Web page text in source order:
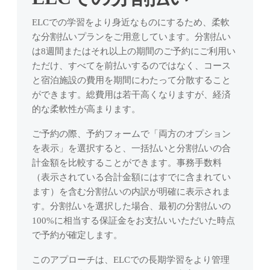
に備えた高度
スキルを習得
します。
ビジネス
英語
企業や職場で
の専門的なコ
ミュニケーシ
英語を学びま
プライベ
標、スケジュ
ール、関心に
ツーマンレッ
ングを受けら
れます。
TOEFL対
策
自信と試験ス
キルを高め、
TOEFLで成功
す。
マンツーマン
ン。
法人向け
グループ
チーム向けの
ライブオンラ
イン研修を、
供します。
テック系
プロフェ
ッショナ
ルのため
の英語
ーム向けに設
計された、自
毎週の遠足でケープ
タウンを探検し、友
達を作りましょう。
ソーシャルプロ
グラム
楽しいイベントや外
出、会話のスケジュ
ールに参加しましょ
移動手段
地元のように街を移
動するためのヒント
とツール。
ソーシャルとデ
オンラインと活気あ
る学生コミュニティ
ょう。
て、南アフリカの文
う。
ホテルとアパー
トホテル
快適さ、プライバシ
ー、柔軟性を重視し
た独立した滞在オプ
ション。
ス
ウ
ィ
ザ
ー
ド
レベル
チェッ
クテス
トを受
ける
自分のレベ
は、テスト
中・予約後に
知っておくべ
きこと。
分割払い
プラン
長期予約に対
応した柔軟な
ョン。
ユーザー
ログイン
予約内容の確
認、支払い、
個人情報の管
理ができま
安全に関する
到着とオ
リエンテ
ーション
ケープタウン
初日のサポー
トについて。
セルなどに関
お問い合
わせ
ELCチームへ
のお問い合わ
せ（メール・
電話・
プライバ
シーポリ
シー
データ保護と
プライバシー
の取り扱いに
ついて。
するプログラム、そ
して教育方針。
チーム紹介
ELCを支える教師、
サポートスタッフ、
リーダーシップチー
ムをご紹介。
ELCコミュニティか
ーリー、インサイ
ト。
ELCでの学習をより身近なものにするため、柔軟
な分割払いプランをご用意しています。分割払い
は8週間またはそれ以上の期間のご予約にご利用い
ただけ、すべてを前払いするのではなく、コース
と宿泊施設の費用を期間にわたって分散すること
ができます。総費用は若干高くなりますが、経済
的な柔軟性が高まります。
ご予約の際、予約フォームで「両方のオプション
を表示」を選択すると、一括払いと分割払いの合
計金額を比較することができます。事務手数料
（表示されている合計金額にはすでに含まれてい
ます）を含む分割払いの内訳が明確に表示されま
す。分割払いを選択した場合、最初の分割払いの
100%に相当する保証金をお支払いいただいた時点
で予約が確定します。
このアプローチは、ELCでの長期学習をより管理